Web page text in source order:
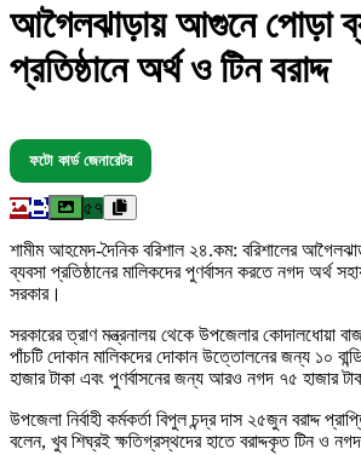
আগৈলঝাড়ায় আগুনে পোড়া
প্রতিষ্ঠানে অর্থ ও টিন বরাদ্দ
ফটো কার্ড জেনারেটর
৫৭
শামীম আহমেদ-দৈনিক বরিশাল ২৪.কম: বরিশালের
ব্যবসা প্রতিষ্ঠানের মালিকদের পুণর্বাসন করতে নগদ অর্থ
সরকার।
সরকারের ত্রাণ মন্ত্রনালয় থেকে উপজেলার কোদালধোয়া
পাঁচটি দোকান মালিকদের দোকান উত্তোলনের জন্য ১০
হাজার টাকা এবং পুণর্বাসনের জন্য আরও নগদ ৭৫ হাজার
উপজেলা নির্বাহী কর্মকর্তা বিপুল চন্দ্র দাস ২৫জুন বরাদ্দ
বলেন, খুব শিঘ্রই ক্ষতিগ্রস্থদের হাতে বরাদ্দকৃত টিন ও